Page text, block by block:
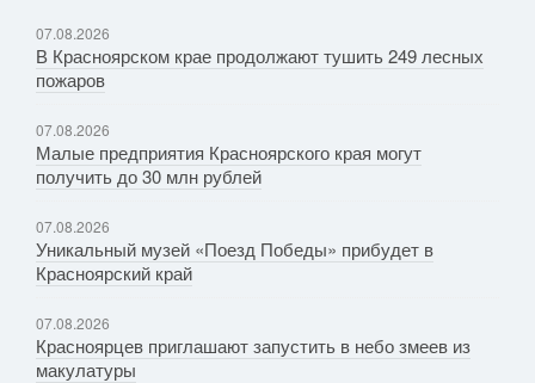
07.08.2026
В Красноярском крае продолжают тушить 249 лесных
пожаров
07.08.2026
Малые предприятия Красноярского края могут
получить до 30 млн рублей
07.08.2026
Уникальный музей «Поезд Победы» прибудет в
Красноярский край
07.08.2026
Красноярцев приглашают запустить в небо змеев из
макулатуры